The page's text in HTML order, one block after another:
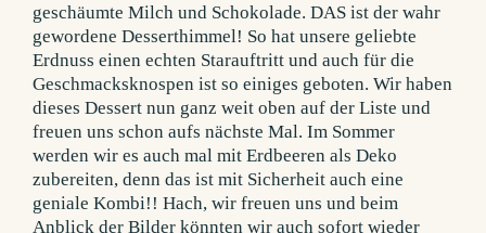
geschäumte Milch und Schokolade. DAS ist der wahr
gewordene Desserthimmel! So hat unsere geliebte
Erdnuss einen echten Starauftritt und auch für die
Geschmacksknospen ist so einiges geboten. Wir haben
dieses Dessert nun ganz weit oben auf der Liste und
freuen uns schon aufs nächste Mal. Im Sommer
werden wir es auch mal mit Erdbeeren als Deko
zubereiten, denn das ist mit Sicherheit auch eine
geniale Kombi!! Hach, wir freuen uns und beim
Anblick der Bilder könnten wir auch sofort wieder